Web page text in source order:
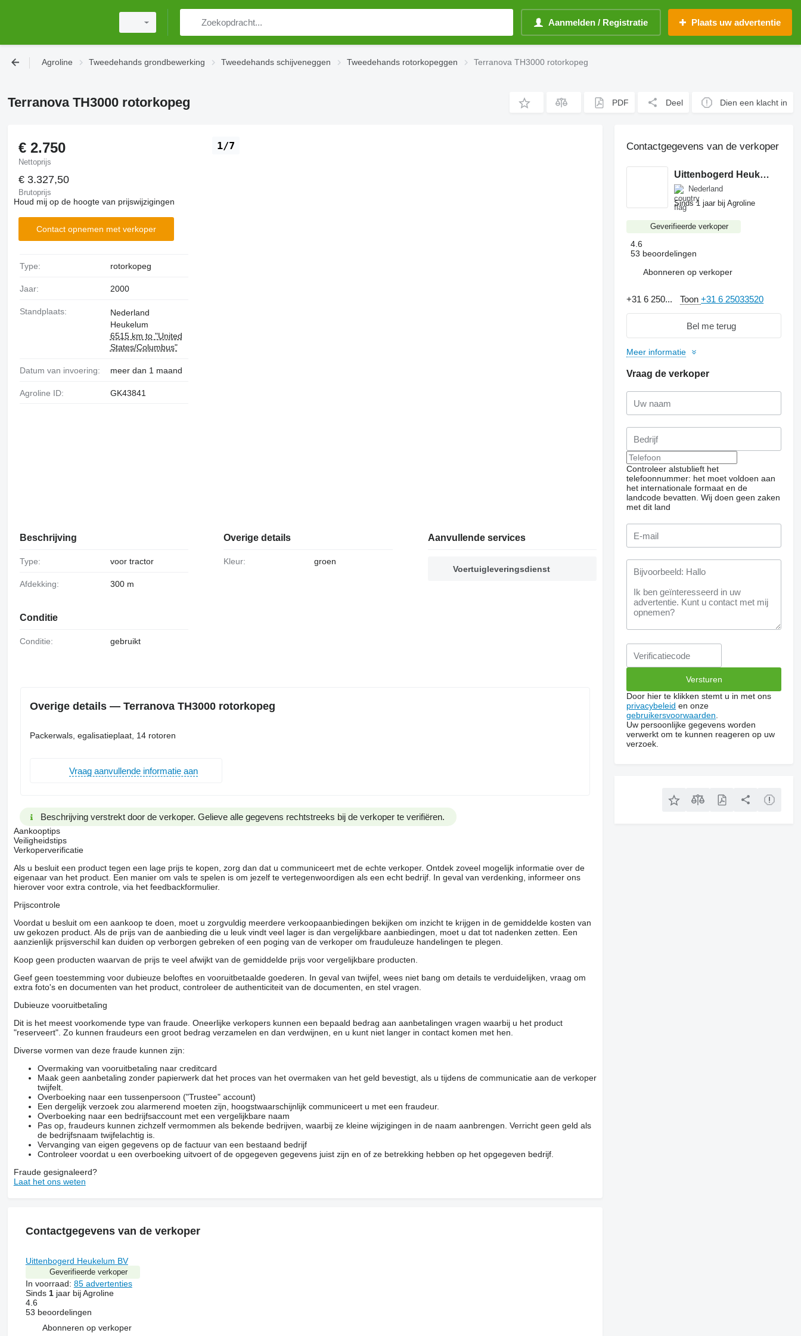
Aanmelden / Registratie Plaats uw advertentie
Agroline Tweedehands grondbewerking Tweedehands schijveneggen Tweedehands rotorkopeggen Terranova TH3000 rotorkopeg
Terranova TH3000 rotorkopeg PDF Deel Dien een klacht in
1/7
€ 2.750
Nettoprijs
€ 3.327,50
Brutoprijs
Houd mij op de hoogte van prijswijzigingen
Contact opnemen met verkoper
Type: rotorkopeg
Jaar: 2000
Standplaats:
Nederland
Heukelum
6515 km to "United
States/Columbus"
Datum van invoering: meer dan 1 maand
Agroline ID: GK43841
Beschrijving
Type: voor tractor
Afdekking: 300 m
Conditie
Conditie: gebruikt
Overige details
Kleur: groen
Aanvullende services
Voertuigleveringsdienst
Overige details — Terranova TH3000 rotorkopeg
Packerwals, egalisatieplaat, 14 rotoren
Vraag aanvullende informatie aan
Beschrijving verstrekt door de verkoper. Gelieve alle gegevens rechtstreeks bij de verkoper te verifiëren.
Aankooptips
Veiligheidstips
Verkoperverificatie
Als u besluit een product tegen een lage prijs te kopen, zorg dan dat u communiceert met de echte verkoper. Ontdek zoveel mogelijk informatie over de
eigenaar van het product. Een manier om vals te spelen is om jezelf te vertegenwoordigen als een echt bedrijf. In geval van verdenking, informeer ons
hierover voor extra controle, via het feedbackformulier.
Prijscontrole
Voordat u besluit om een ​​aankoop te doen, moet u zorgvuldig meerdere verkoopaanbiedingen bekijken om inzicht te krijgen in de gemiddelde kosten van
uw gekozen product. Als de prijs van de aanbieding die u leuk vindt veel lager is dan vergelijkbare aanbiedingen, moet u dat tot nadenken zetten. Een
aanzienlijk prijsverschil kan duiden op verborgen gebreken of een poging van de verkoper om frauduleuze handelingen te plegen.
Koop geen producten waarvan de prijs te veel afwijkt van de gemiddelde prijs voor vergelijkbare producten.
Geef geen toestemming voor dubieuze beloftes en vooruitbetaalde goederen. In geval van twijfel, wees niet bang om details te verduidelijken, vraag om
extra foto's en documenten van het product, controleer de authenticiteit van de documenten, en stel vragen.
Dubieuze vooruitbetaling
Dit is het meest voorkomende type van fraude. Oneerlijke verkopers kunnen een bepaald bedrag aan aanbetalingen vragen waarbij u het product
"reserveert". Zo kunnen fraudeurs een groot bedrag verzamelen en dan verdwijnen, en u kunt niet langer in contact komen met hen.
Diverse vormen van deze fraude kunnen zijn:
Overmaking van vooruitbetaling naar creditcard
Maak geen aanbetaling zonder papierwerk dat het proces van het overmaken van het geld bevestigt, als u tijdens de communicatie aan de verkoper
twijfelt.
Overboeking naar een tussenpersoon ("Trustee" account)
Een dergelijk verzoek zou alarmerend moeten zijn, hoogstwaarschijnlijk communiceert u met een fraudeur.
Overboeking naar een bedrijfsaccount met een vergelijkbare naam
Pas op, fraudeurs kunnen zichzelf vermommen als bekende bedrijven, waarbij ze kleine wijzigingen in de naam aanbrengen. Verricht geen geld als
de bedrijfsnaam twijfelachtig is.
Vervanging van eigen gegevens op de factuur van een bestaand bedrijf
Controleer voordat u een overboeking uitvoert of de opgegeven gegevens juist zijn en of ze betrekking hebben op het opgegeven bedrijf.
Fraude gesignaleerd?
Laat het ons weten
Contactgegevens van de verkoper
Uittenbogerd Heukelum BV
Geverifieerde verkoper
In voorraad: 85 advertenties
Sinds 1jaar bij Agroline
4.6
53 beoordelingen
Abonneren op verkoper
Contactgegevens van de verkoper
Uittenbogerd Heukelum BV
Nederland
Sinds 1 jaar bij Agroline
Geverifieerde verkoper
4.6
53 beoordelingen
Abonneren op verkoper
+31 6 250... Toon+31 6 25033520
Bel me terug
Meer informatie
Vraag de verkoper
Controleer alstublieft het
telefoonnummer: het moet voldoen aan
het internationale formaat en de
landcode bevatten. Wij doen geen zaken
met dit land
Door hier te klikken stemt u in met ons
privacybeleid en onze
gebruikersvoorwaarden
Uw persoonlijke gegevens worden
verwerkt om te kunnen reageren op uw
verzoek.